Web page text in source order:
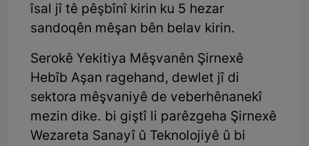
îsal jî tê pêşbînî kirin ku 5 hezar
sandoqên mêşan bên belav kirin.
Serokê Yekitiya Mêşvanên Şirnexê
Hebîb Aşan ragehand, dewlet jî di
sektora mêşvaniyê de veberhênanekî
mezin dike. bi giştî li parêzgeha Şirnexê
Wezareta Sanayî û Teknolojiyê û bi